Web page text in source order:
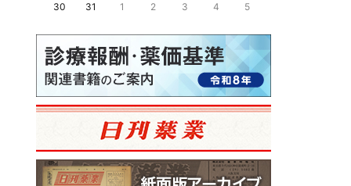
30 31 1 2 3 4 5